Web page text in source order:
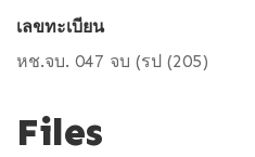
เลขทะเบียน
หช.จบ. 047 จบ (รป (205)
Files